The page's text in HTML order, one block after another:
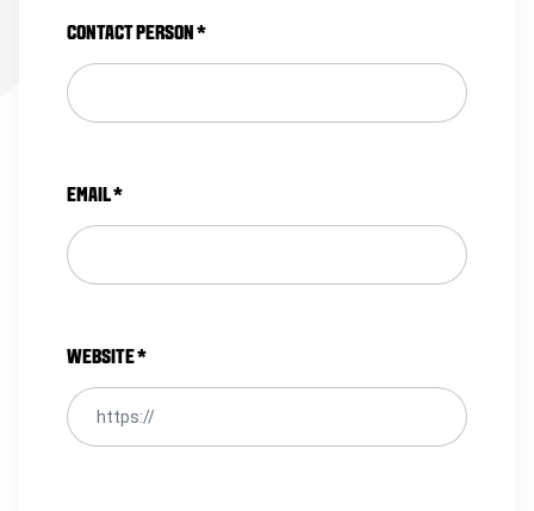
CONTACT PERSON*
EMAIL*
WEBSITE*